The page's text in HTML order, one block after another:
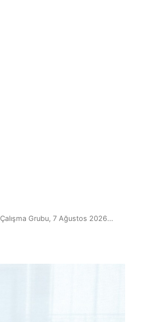
Çalışma Grubu, 7 Ağustos 2026...